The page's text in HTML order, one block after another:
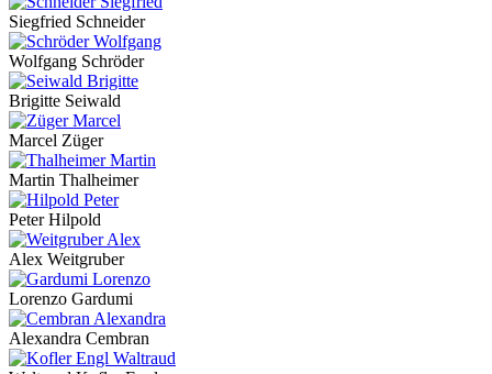
Siegfried Schneider
Wolfgang Schröder
Brigitte Seiwald
Marcel Züger
Martin Thalheimer
Peter Hilpold
Alex Weitgruber
Lorenzo Gardumi
Alexandra Cembran